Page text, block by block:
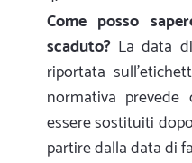
Come posso
scaduto? La data
riportata
normativa
essere sostituiti
partire dalla data di